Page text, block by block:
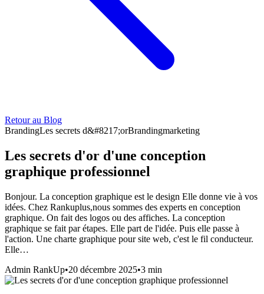
Retour au Blog
BrandingLes secrets d&#8217;orBrandingmarketing
Les secrets d'or d'une conception
graphique professionnel
Bonjour. La conception graphique est le design Elle donne vie à vos
idées. Chez Rankuplus,nous sommes des experts en conception
graphique. On fait des logos ou des affiches. La conception
graphique se fait par étapes. Elle part de l'idée. Puis elle passe à
l'action. Une charte graphique pour site web, c'est le fil conducteur.
Elle…
Admin RankUp•20 décembre 2025•3 min